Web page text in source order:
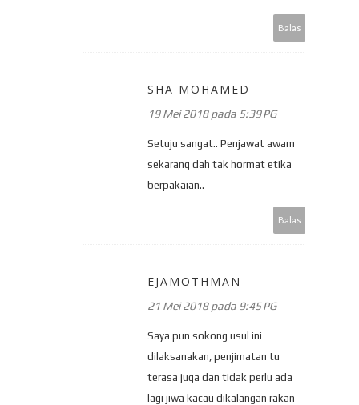
Balas
SHA MOHAMED
19 Mei 2018 pada 5:39 PG
Setuju sangat.. Penjawat awam
sekarang dah tak hormat etika
berpakaian..
Balas
EJAMOTHMAN
21 Mei 2018 pada 9:45 PG
Saya pun sokong usul ini
dilaksanakan, penjimatan tu
terasa juga dan tidak perlu ada
lagi jiwa kacau dikalangan rakan